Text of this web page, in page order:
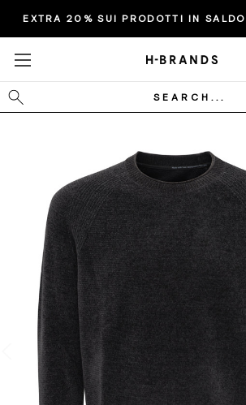
EXTRA 20% SUI PRODOTTI IN
Cerca